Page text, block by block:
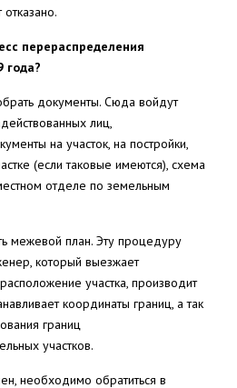
перераспределения
года?
документы. Сюда войдут
лиц,
на участок, на постройки,
(если таковые имеются), схема
отделе по земельным
межевой план. Эту процедуру
который выезжает
участка, производит
координаты границ, а так
границ
участков.
необходимо обратиться в